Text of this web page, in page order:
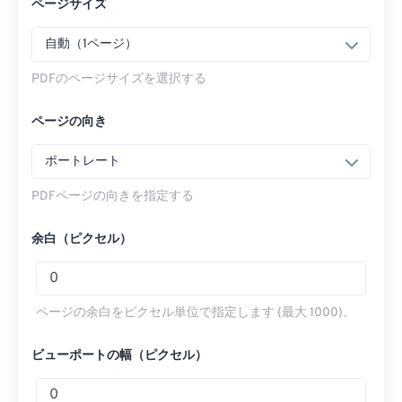
ページサイズ
自動（1ページ）
PDFのページサイズを選択する
ページの向き
ポートレート
PDFページの向きを指定する
余白（ピクセル）
ページの余白をピクセル単位で指定します (最大 1000)。
ビューポートの幅（ピクセル）